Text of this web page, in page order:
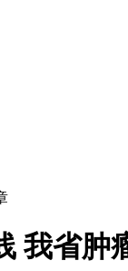
我省肿